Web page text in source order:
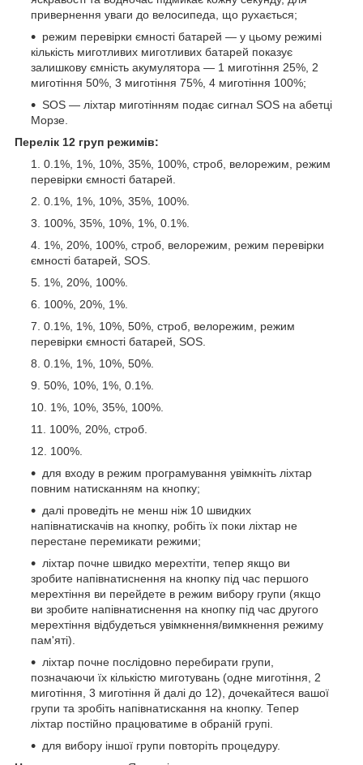
привернення уваги до велосипеда, що рухається;
режим перевірки ємності батарей — у цьому режимі
кількість миготливих миготливих батарей показує
залишкову ємність акумулятора — 1 миготіння 25%, 2
миготіння 50%, 3 миготіння 75%, 4 миготіння 100%;
SOS — ліхтар миготінням подає сигнал SOS на абетці
Морзе.
Перелік 12 груп режимів:
0.1%, 1%, 10%, 35%, 100%, строб, велорежим, режим
перевірки ємності батарей.
0.1%, 1%, 10%, 35%, 100%.
100%, 35%, 10%, 1%, 0.1%.
1%, 20%, 100%, строб, велорежим, режим перевірки
ємності батарей, SOS.
1%, 20%, 100%.
100%, 20%, 1%.
0.1%, 1%, 10%, 50%, строб, велорежим, режим
перевірки ємності батарей, SOS.
0.1%, 1%, 10%, 50%.
50%, 10%, 1%, 0.1%.
1%, 10%, 35%, 100%.
100%, 20%, строб.
100%.
для входу в режим програмування увімкніть ліхтар
повним натисканням на кнопку;
далі проведіть не менш ніж 10 швидких
напівнатискачів на кнопку, робіть їх поки ліхтар не
перестане перемикати режими;
ліхтар почне швидко мерехтіти, тепер якщо ви
зробите напівнатиснення на кнопку під час першого
мерехтіння ви перейдете в режим вибору групи (якщо
ви зробите напівнатиснення на кнопку під час другого
мерехтіння відбудеться увімкнення/вимкнення режиму
пам'яті).
ліхтар почне послідовно перебирати групи,
позначаючи їх кількістю миготувань (одне миготіння, 2
миготіння, 3 миготіння й далі до 12), дочекайтеся вашої
групи та зробіть напівнатискання на кнопку. Тепер
ліхтар постійно працюватиме в обраній групі.
для вибору іншої групи повторіть процедуру.